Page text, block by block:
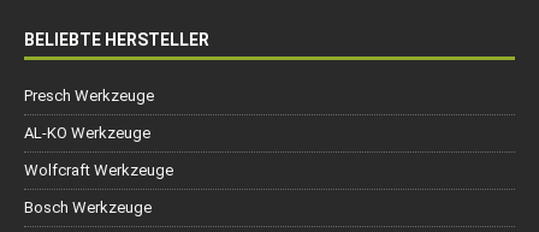
BELIEBTE HERSTELLER
Presch Werkzeuge
AL-KO Werkzeuge
Wolfcraft Werkzeuge
Bosch Werkzeuge